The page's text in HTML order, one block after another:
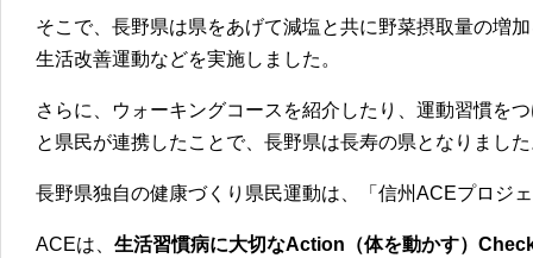
そこで、長野県は県をあげて減塩と共に野菜摂取量の増
生活改善運動などを実施しました。
さらに、ウォーキングコースを紹介したり、運動習慣を
と県民が連携したことで、長野県は長寿の県となりまし
長野県独自の健康づくり県民運動は、「信州ACEプロジ
ACEは、 生活習慣病に大切なAction（体を動かす）